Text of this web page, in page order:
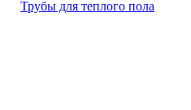
Трубы для теплого пола